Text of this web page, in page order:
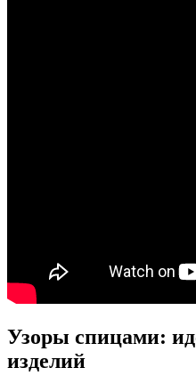
Узоры спицами:
изделий